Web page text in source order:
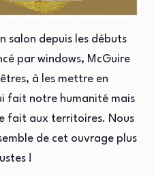
salon depuis les débuts
par windows, McGuire
à les mettre en
fait notre humanité mais
fait aux territoires. Nous
de cet ouvrage plus
!